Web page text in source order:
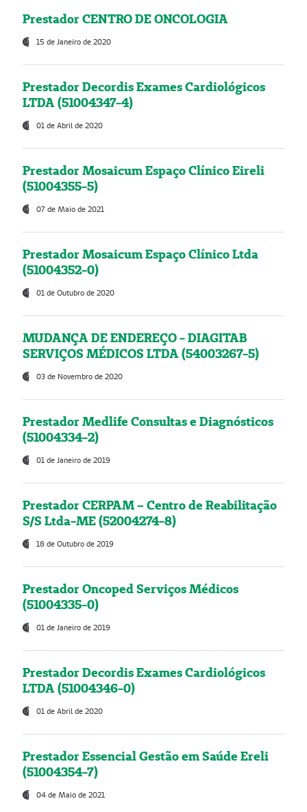
Prestador CENTRO DE ONCOLOGIA
15 de Janeiro de 2020
Prestador Decordis Exames Cardiológicos
LTDA (51004347-4)
01 de Abril de 2020
Prestador Mosaicum Espaço Clínico Eireli
(51004355-5)
07 de Maio de 2021
Prestador Mosaicum Espaço Clínico Ltda
(51004352-0)
01 de Outubro de 2020
MUDANÇA DE ENDEREÇO - DIAGITAB
SERVIÇOS MÉDICOS LTDA (54003267-5)
03 de Novembro de 2020
Prestador Medlife Consultas e Diagnósticos
(51004334-2)
01 de Janeiro de 2019
Prestador CERPAM – Centro de Reabilitação
S/S Ltda-ME (52004274-8)
18 de Outubro de 2019
Prestador Oncoped Serviços Médicos
(51004335-0)
01 de Janeiro de 2019
Prestador Decordis Exames Cardiológicos
LTDA (51004346-0)
01 de Abril de 2020
Prestador Essencial Gestão em Saúde Ereli
(51004354-7)
04 de Maio de 2021